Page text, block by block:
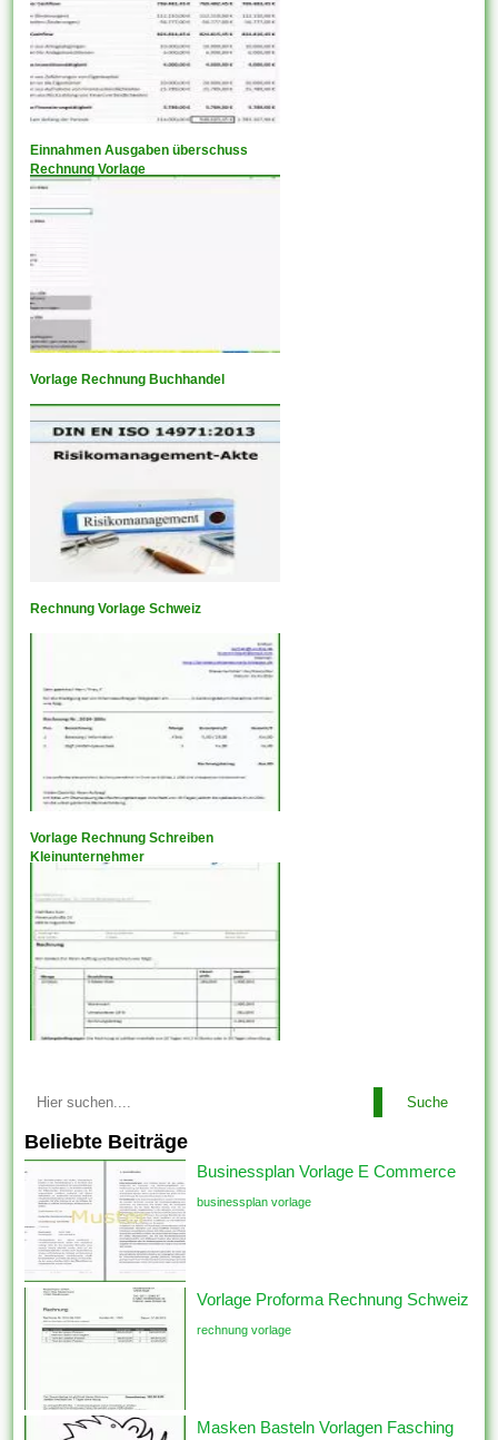
Einnahmen Ausgaben überschuss
Rechnung Vorlage
Vorlage Rechnung Buchhandel
Rechnung Vorlage Schweiz
Vorlage Rechnung Schreiben
Kleinunternehmer
Suche
Beliebte Beiträge
Businessplan Vorlage E Commerce
businessplan vorlage
Vorlage Proforma Rechnung Schweiz
rechnung vorlage
Masken Basteln Vorlagen Fasching